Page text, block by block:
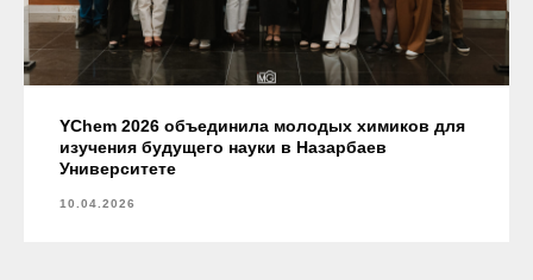
YChem 2026 объединила молодых химиков для
изучения будущего науки в Назарбаев
Университете
10.04.2026